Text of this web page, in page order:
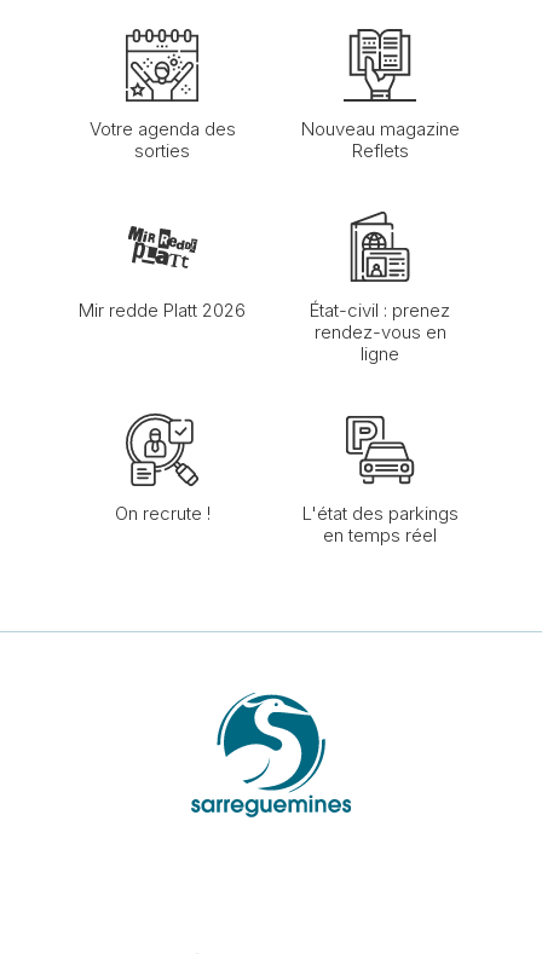
Votre agenda des
sorties
Nouveau magazine
Reflets
Mir redde Platt 2026
État-civil : prenez
rendez-vous en
ligne
On recrute !
L'état des parkings
en temps réel